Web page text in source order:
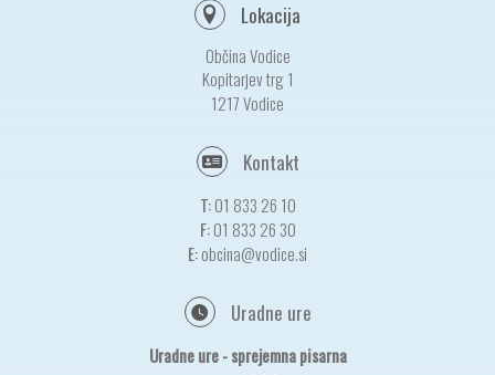
Lokacija
Občina Vodice
Kopitarjev trg 1
1217 Vodice
Kontakt
T: 01 833 26 10
F: 01 833 26 30
E:obcina@vodice.si
Uradne ure
Uradne ure - sprejemna pisarna